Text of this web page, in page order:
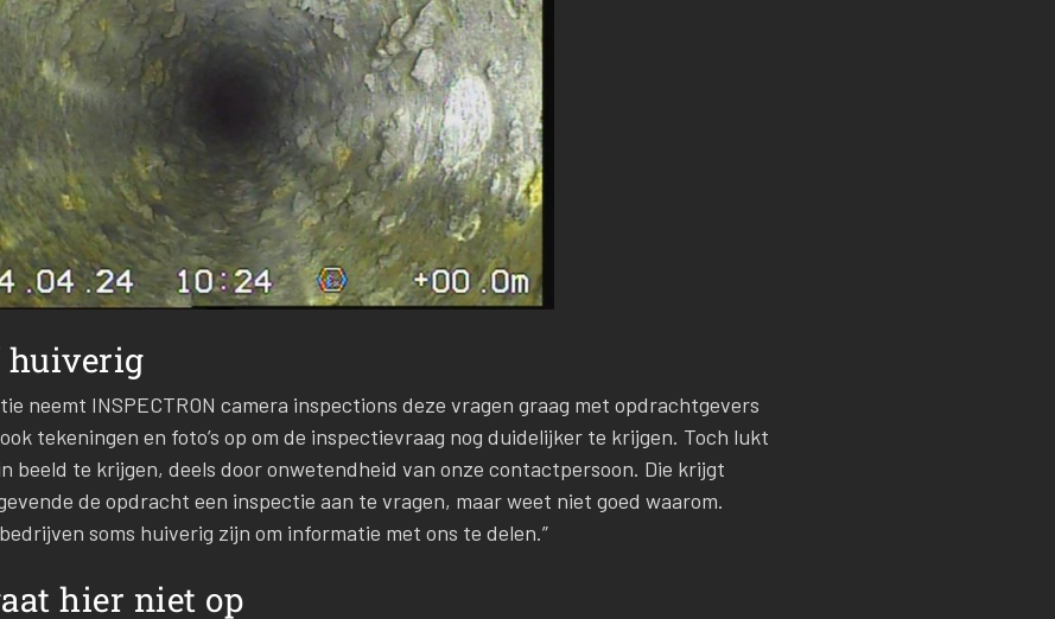
huiverig
neemt INSPECTRON camera inspections deze vragen graag met opdrachtgevers
tekeningen en foto’s op om de inspectievraag nog duidelijker te krijgen. Toch lukt
beeld te krijgen, deels door onwetendheid van onze contactpersoon. Die krijgt
de opdracht een inspectie aan te vragen, maar weet niet goed waarom.
soms huiverig zijn om informatie met ons te delen.”
hier niet op